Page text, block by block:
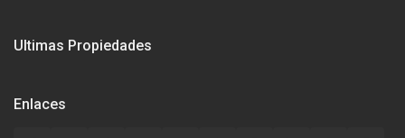
Ultimas Propiedades
Enlaces